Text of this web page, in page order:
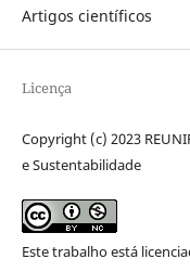
Artigos científicos
Licença
Copyright (c) 2023
e Sustentabilidade
Este trabalho está